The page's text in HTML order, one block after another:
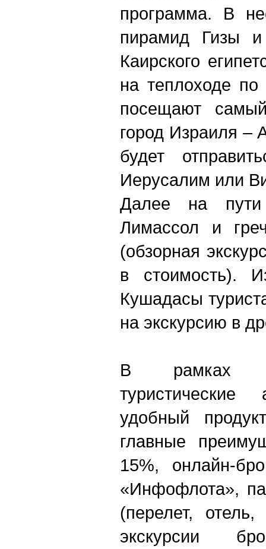
программа. В
пирамид Гизы
Каирского
на теплоходе
посещают
город Израиля
будет
Иерусалим или
Далее на
Лимассол и
(обзорная
в стоимость).
Кушадасы
на экскурсию в
В рамках
туристические
удобный
главные
15%, онлайн-
«Инфофлота»,
(перелет,
экскурсии